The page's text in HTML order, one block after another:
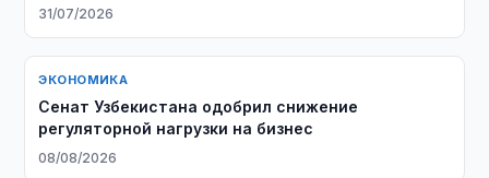
31/07/2026
ЭКОНОМИКА
Сенат Узбекистана одобрил снижение
регуляторной нагрузки на бизнес
08/08/2026